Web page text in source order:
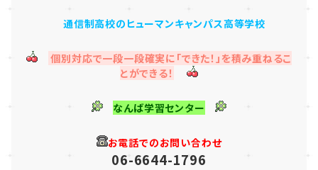
通信制高校のヒューマンキャンパス高等学校
個別対応で一段一段確実に「できた！」を積み重ねるこ
とができる！
なんば学習センター
お電話でのお問い合わせ
06-6644-1796